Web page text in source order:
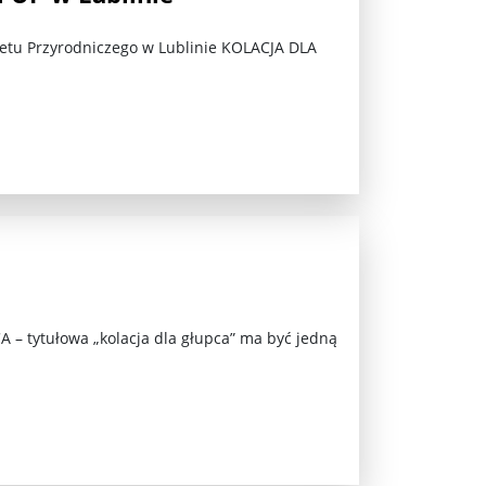
Przyrodniczego w Lublinie KOLACJA DLA
tytułowa „kolacja dla głupca” ma być jedną